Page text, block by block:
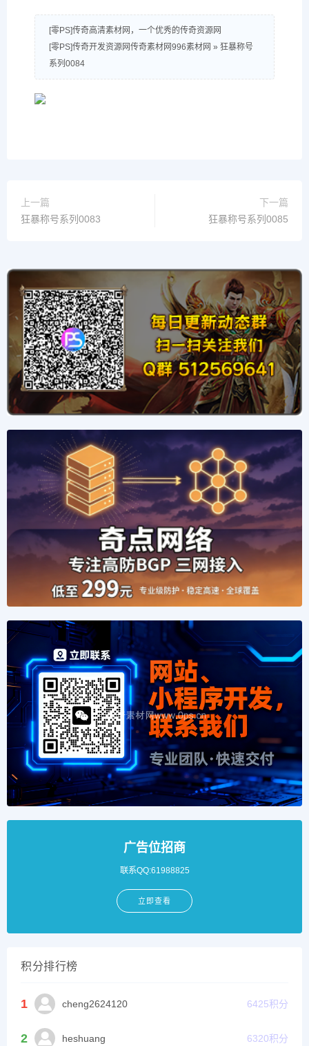
[零PS]传奇高清素材网，一个优秀的传奇资源网
[零PS]传奇开发资源网传奇素材网996素材网 » 狂暴称号
系列0084
上一篇
狂暴称号系列0083
下一篇
狂暴称号系列0085
广告位招商
联系QQ:61988825
立即查看
积分排行榜
1 cheng2624120 6425积分
2 heshuang 6320积分